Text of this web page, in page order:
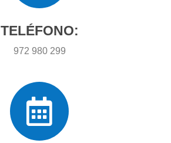
TELÉFONO:
972 980 299